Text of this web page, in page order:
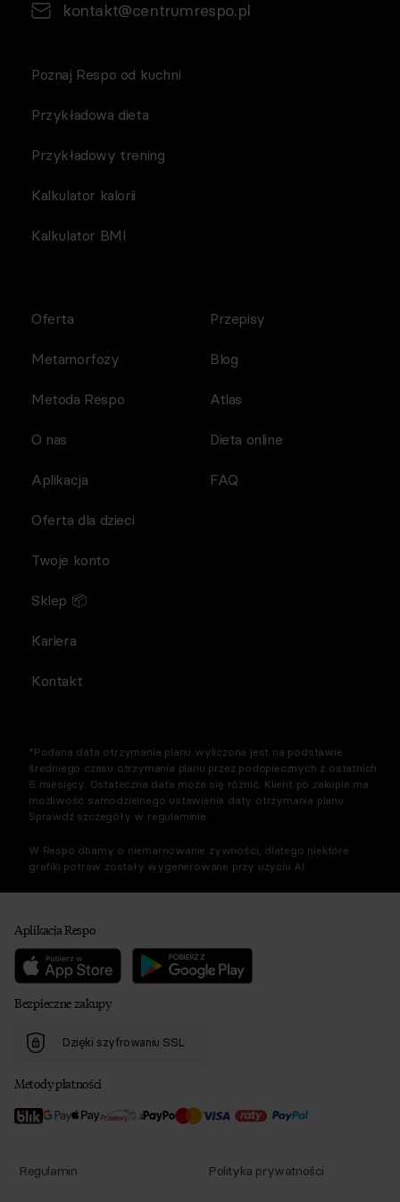
kontakt@centrumrespo.pl
Poznaj Respo od kuchni
Przykładowa dieta
Przykładowy trening
Kalkulator kalorii
Kalkulator BMI
Oferta
Metamorfozy
Metoda Respo
O nas
Aplikacja
Przepisy
Blog
Atlas
Dieta online
FAQ
Oferta dla dzieci
Twoje konto
Sklep 📦
Kariera
Kontakt
*Podana data otrzymania planu wyliczona jest na podstawie
średniego czasu otrzymania planu przez podopiecznych z ostatnich
6 miesięcy. Ostateczna data może się różnić. Klient po zakupie ma
możliwość samodzielnego ustawienia daty otrzymania planu.
Sprawdź szczegóły w regulaminie.
W Respo dbamy o niemarnowanie żywności, dlatego niektóre
grafiki potraw zostały wygenerowane przy użyciu AI.
Aplikacja Respo
Bezpieczne zakupy
Dzięki szyfrowaniu SSL
Metody płatności
Regulamin Polityka prywatności